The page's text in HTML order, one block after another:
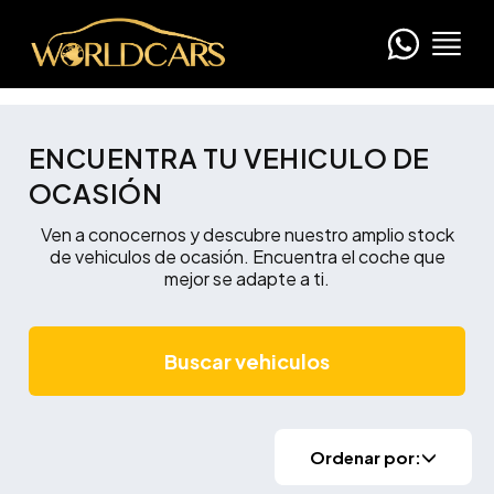
ENCUENTRA TU VEHICULO DE
OCASIÓN
Ven a conocernos y descubre nuestro amplio stock
de vehiculos de ocasión. Encuentra el coche que
mejor se adapte a ti.
Buscar vehiculos
Ordenar por: